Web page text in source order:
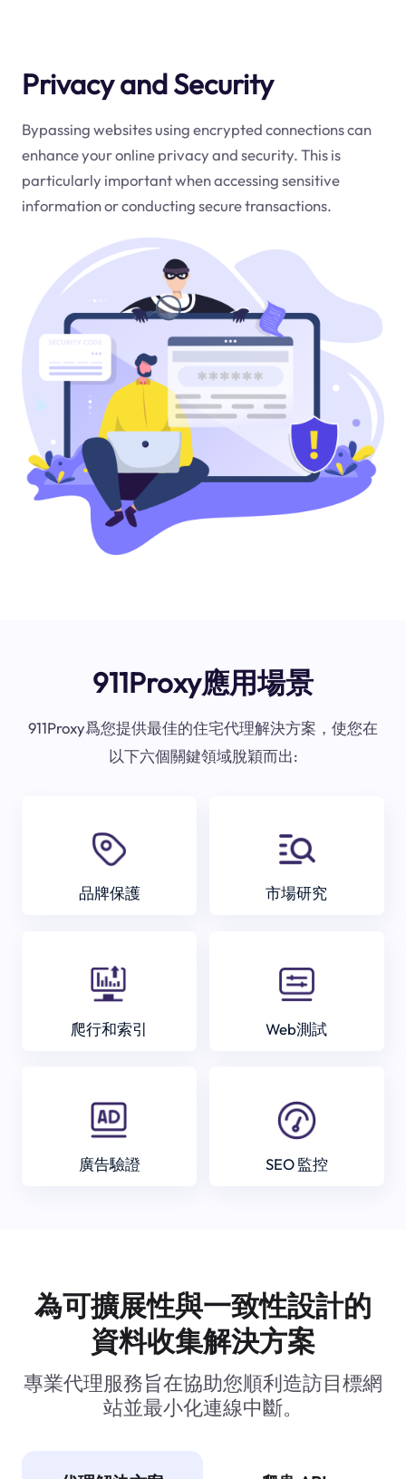
Privacy and Security
Bypassing websites using encrypted connections can
enhance your online privacy and security. This is
particularly important when accessing sensitive
information or conducting secure transactions.
911Proxy應用場景
911Proxy爲您提供最佳的住宅代理解決方案，使您在
以下六個關鍵領域脫穎而出:
品牌保護 市場研究
爬行和索引 Web測試
廣告驗證 SEO 監控
為可擴展性與一致性設計的
資料收集解決方案
專業代理服務旨在協助您順利造訪目標網
站並最小化連線中斷。